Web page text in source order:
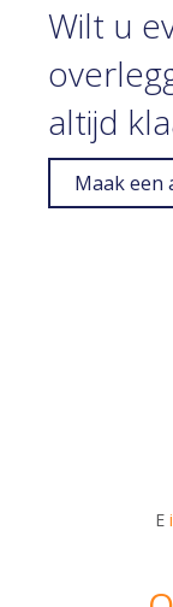
Wilt u
altijd
Maak een
E